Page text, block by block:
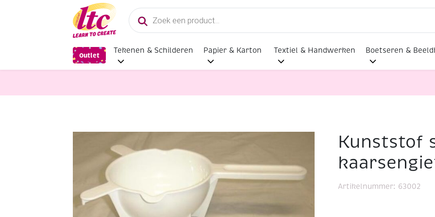
Producten
zoeken
Outlet
Tekenen & Schilderen Papier & Karton Textiel & Handwerken Boetseren &
Kaarsen en Zeep maken Kunststof smeltpotje voor kaarsengieten, 350 mlKunststof
Artikelnummer: 63002